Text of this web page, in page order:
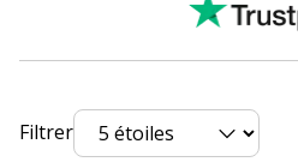
Filtrer